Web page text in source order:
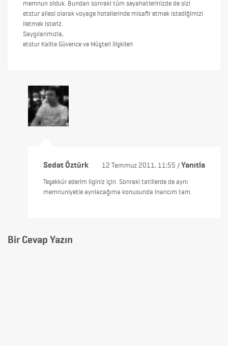
memnun olduk. Bundan sonraki tüm seyahatlerinizde de sizi
etstur ailesi olarak voyage hotellerinde misafir etmek istediğimizi
iletmek isteriz.
Saygılarımızla,
etstur Kalite Güvence ve Müşteri İlişkileri
Sedat Öztürk 12 Temmuz 2011, 11:55 / Yanıtla
Teşekkür ederim ilginiz için. Sonraki tatillerde de aynı
memnuniyetle ayrılacağıma konusunda inancım tam.
Bir Cevap Yazın